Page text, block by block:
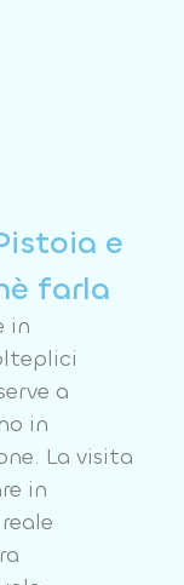
e
farla
in
a
in
La visita
in